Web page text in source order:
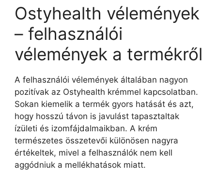
Ostyhealth vélemények
– felhasználói
vélemények a termékről
A felhasználói vélemények általában nagyon
pozitívak az Ostyhealth krémmel kapcsolatban.
Sokan kiemelik a termék gyors hatását és azt,
hogy hosszú távon is javulást tapasztaltak
ízületi és izomfájdalmaikban. A krém
természetes összetevői különösen nagyra
értékeltek, mivel a felhasználók nem kell
aggódniuk a mellékhatások miatt.